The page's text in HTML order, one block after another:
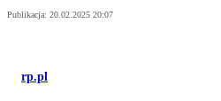
Publikacja: 20.02.2025 20:07
rp.pl